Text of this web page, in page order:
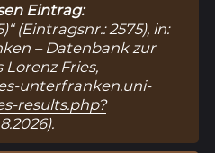
Eintrag:
(Eintragsnr.: 2575), in:
– Datenbank zur
Fries,
unterfranken.uni-
results.php?